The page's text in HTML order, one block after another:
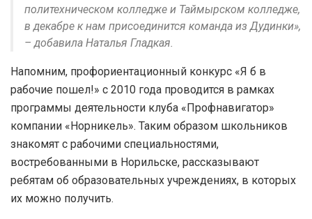
политехническом колледже и Таймырском колледже,
в декабре к нам присоединится команда из Дудинки»,
– добавила Наталья Гладкая.
Напомним, профориентационный конкурс «Я б в
рабочие пошел!» с 2010 года проводится в рамках
программы деятельности клуба «Профнавигатор»
компании «Норникель». Таким образом школьников
знакомят с рабочими специальностями,
востребованными в Норильске, рассказывают
ребятам об образовательных учреждениях, в которых
их можно получить.